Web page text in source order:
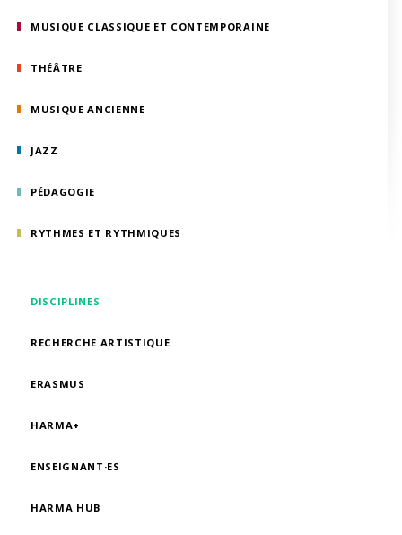
MUSIQUE CLASSIQUE ET CONTEMPORAINE
THÉÂTRE
MUSIQUE ANCIENNE
JAZZ
PÉDAGOGIE
RYTHMES ET RYTHMIQUES
DISCIPLINES
RECHERCHE ARTISTIQUE
ERASMUS
HARMA+
ENSEIGNANT·ES
HARMA HUB